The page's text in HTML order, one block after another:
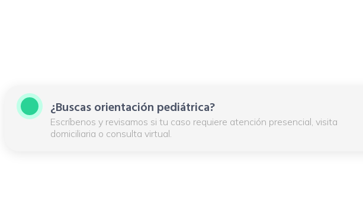
¿Buscas orientación pediátrica?
Escríbenos y revisamos si tu caso requiere atención presencial, visita
domiciliaria o consulta virtual.